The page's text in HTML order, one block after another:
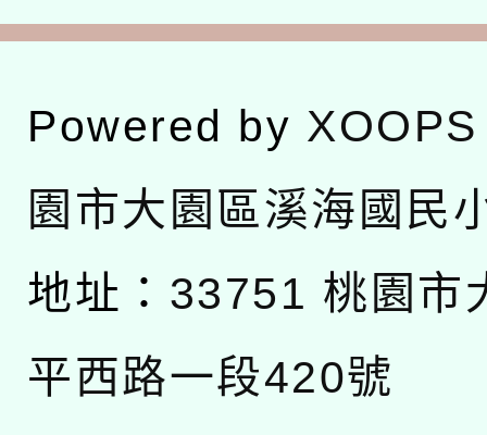
Powered by XOOPS
園市大園區溪海國民
地址： 33751 桃園市
平西路一段420號